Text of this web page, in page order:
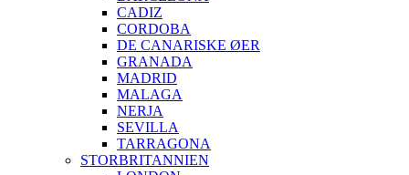
CADIZ
CORDOBA
DE CANARISKE ØER
GRANADA
MADRID
MALAGA
NERJA
SEVILLA
TARRAGONA
STORBRITANNIEN